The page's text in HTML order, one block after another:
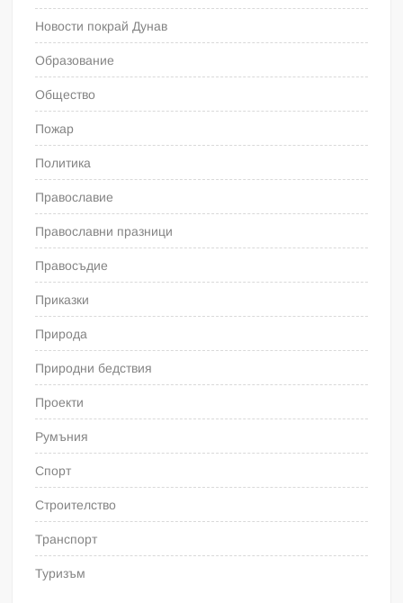
Новости покрай Дунав
Образование
Общество
Пожар
Политика
Православие
Православни празници
Правосъдие
Приказки
Природа
Природни бедствия
Проекти
Румъния
Спорт
Строителство
Транспорт
Туризъм